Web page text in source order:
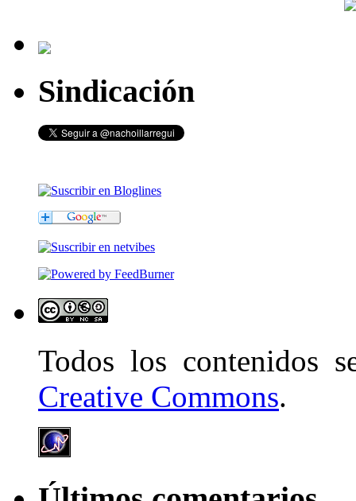
Sindicación
Todos los contenidos
Creative Commons.